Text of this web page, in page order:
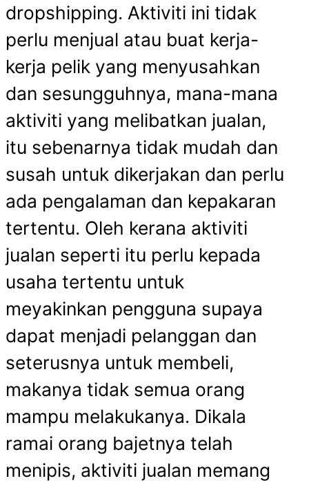
dropshipping. Aktiviti ini tidak
perlu menjual atau buat kerja-
kerja pelik yang menyusahkan
dan sesungguhnya, mana-mana
aktiviti yang melibatkan jualan,
itu sebenarnya tidak mudah dan
susah untuk dikerjakan dan perlu
ada pengalaman dan kepakaran
tertentu. Oleh kerana aktiviti
jualan seperti itu perlu kepada
usaha tertentu untuk
meyakinkan pengguna supaya
dapat menjadi pelanggan dan
seterusnya untuk membeli,
makanya tidak semua orang
mampu melakukanya. Dikala
ramai orang bajetnya telah
menipis, aktiviti jualan memang